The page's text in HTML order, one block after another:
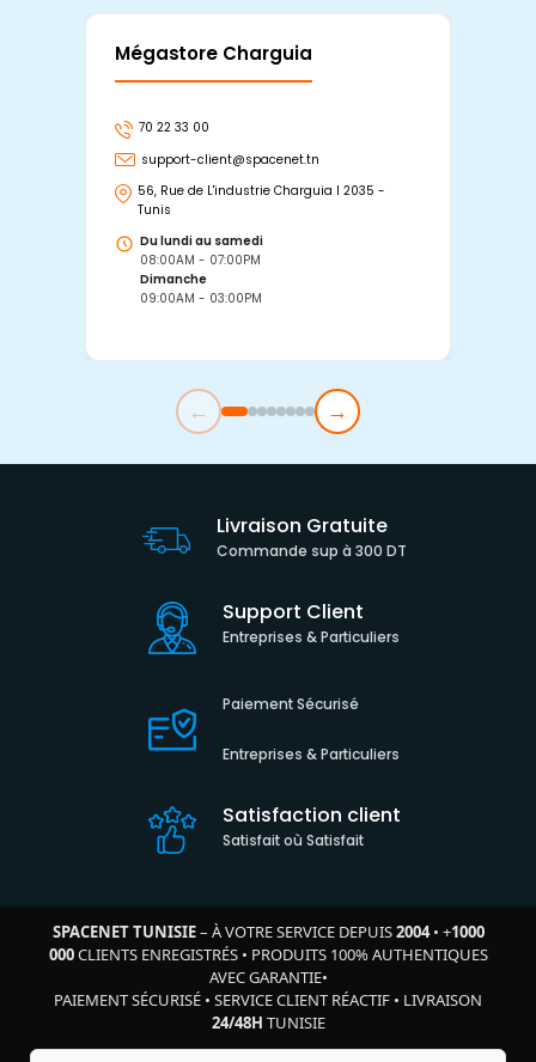
Mégastore Charguia
70 22 33 00
support-client@spacenet.tn
56, Rue de L'industrie Charguia I 2035 -
Tunis
Du lundi au samedi
08:00AM - 07:00PM
Dimanche
09:00AM - 03:00PM
← →
Livraison Gratuite
Commande sup à 300 DT
Support Client
Entreprises & Particuliers
Paiement Sécurisé
Entreprises & Particuliers
Satisfaction client
Satisfait où Satisfait
SPACENET TUNISIE– À VOTRE SERVICE DEPUIS2004• +1000
000CLIENTS ENREGISTRÉS• PRODUITS 100% AUTHENTIQUES
AVEC GARANTIE•
PAIEMENT SÉCURISÉ • SERVICE CLIENT RÉACTIF • LIVRAISON
24/48H TUNISIE